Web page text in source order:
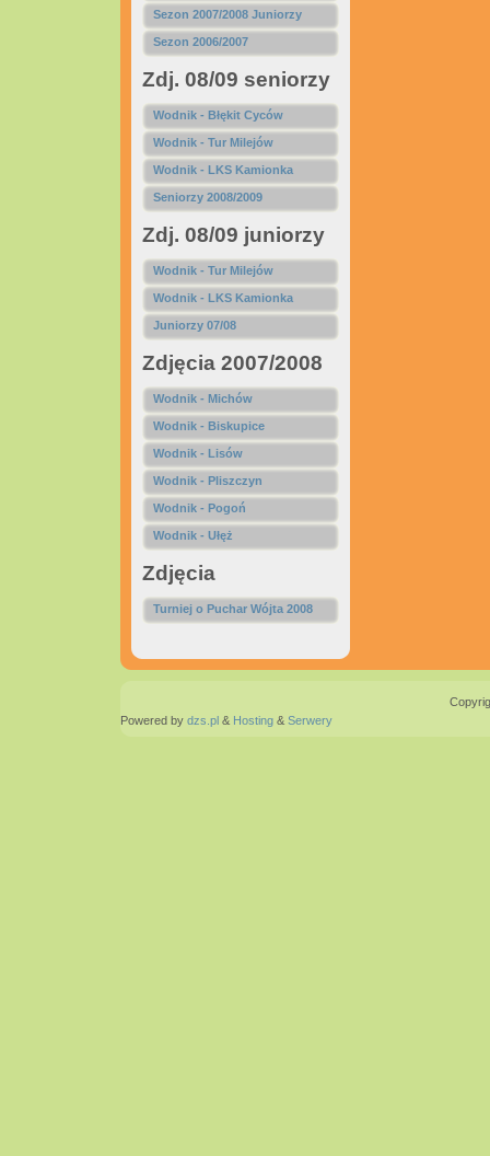
Sezon 2007/2008 Juniorzy
Sezon 2006/2007
Zdj. 08/09 seniorzy
Wodnik - Błękit Cyców
Wodnik - Tur Milejów
Wodnik - LKS Kamionka
Seniorzy 2008/2009
Zdj. 08/09 juniorzy
Wodnik - Tur Milejów
Wodnik - LKS Kamionka
Juniorzy 07/08
Zdjęcia 2007/2008
Wodnik - Michów
Wodnik - Biskupice
Wodnik - Lisów
Wodnik - Pliszczyn
Wodnik - Pogoń
Wodnik - Ułęż
Zdjęcia
Turniej o Puchar Wójta 2008
Powered by dzs.pl & Hosting & Serwery